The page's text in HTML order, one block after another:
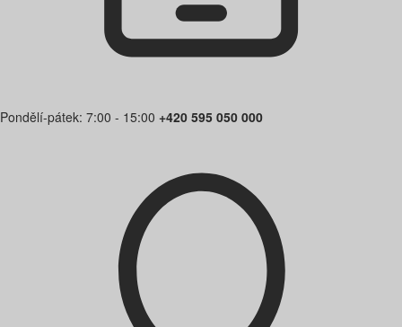
Pondělí-pátek: 7:00 - 15:00 +420 595 050 000